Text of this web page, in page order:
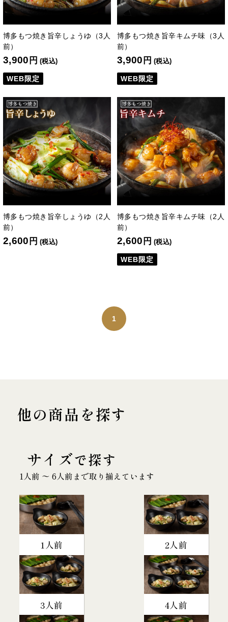
博多もつ焼き旨辛しょうゆ（3人
前）
3,900 円 (税込)
WEB限定
博多もつ焼き旨辛キムチ味（3人
前）
3,900 円 (税込)
WEB限定
博多もつ焼き旨辛しょうゆ（2人
前）
2,600 円 (税込)
博多もつ焼き旨辛キムチ味（2人
前）
2,600 円 (税込)
WEB限定
1
他の商品を探す
サイズで探す
1人前 〜 6人前まで取り揃えています
1人前 2人前
3人前 4人前